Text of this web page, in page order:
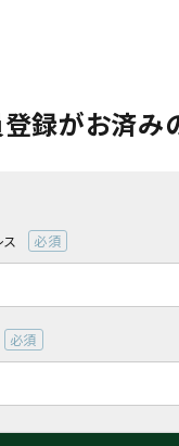
録がお済み
(必
(必